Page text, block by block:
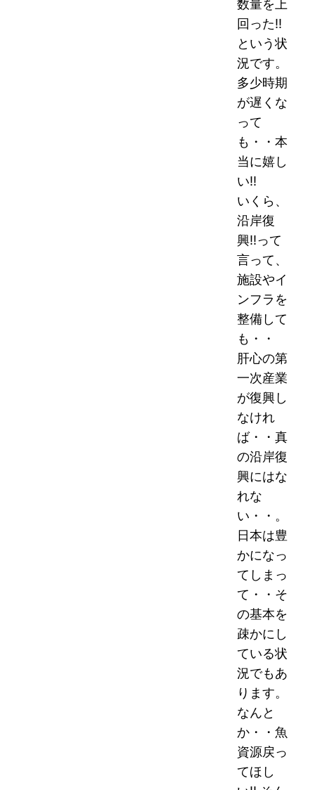
数量を上
回った!!
という状
況です。
多少時期
が遅くな
って
も・・本
当に嬉し
い!!
いくら、
沿岸復
興!!って
言って、
施設やイ
ンフラを
整備して
も・・
肝心の第
一次産業
が復興し
なけれ
ば・・真
の沿岸復
興にはな
れな
い・・。
日本は豊
かになっ
てしまっ
て・・そ
の基本を
疎かにし
ている状
況でもあ
ります。
なんと
か・・魚
資源戻っ
てほし